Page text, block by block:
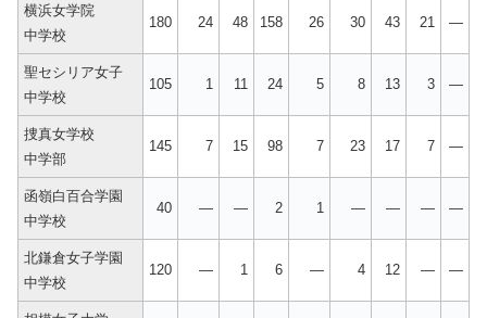
横浜女学院
中学校
180 24 48 158 26 30 43 21 —
聖セシリア女子
中学校
105 1 11 24 5 8 13 3 —
捜真女学校
中学部
145 7 15 98 7 23 17 7 —
函嶺白百合学園
中学校
40 — — 2 1 — — — —
北鎌倉女子学園
中学校
120 — 1 6 — 4 12 — —